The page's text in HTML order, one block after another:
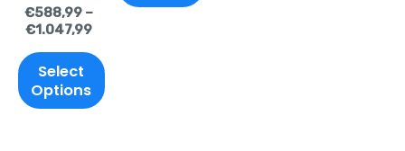
€588,99–
€1.047,99
Select
Options